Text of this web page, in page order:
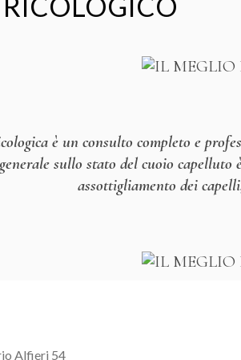
è un consulto completo e
sullo stato del cuoio capelluto
assottigliamento dei
Alfieri 54